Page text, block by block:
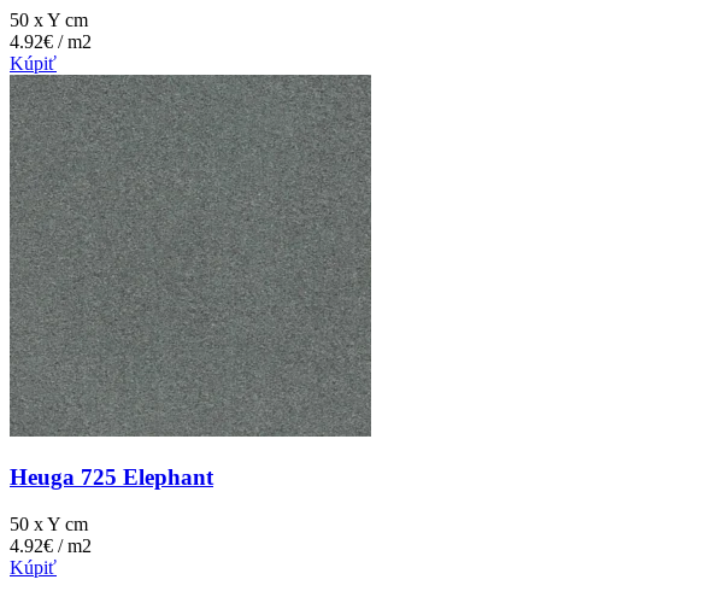
50 x Y cm
4.92€ / m2
Kúpiť
Heuga 725 Elephant
50 x Y cm
4.92€ / m2
Kúpiť